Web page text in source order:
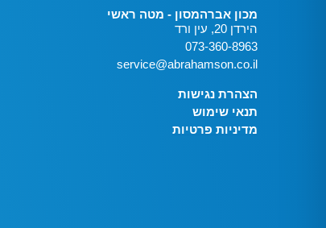
מכון אברהמסון - מטה ראשי
הירדן 20, עין ורד
073-360-8963
service@abrahamson.co.il
הצהרת נגישות
תנאי שימוש
מדיניות פרטיות